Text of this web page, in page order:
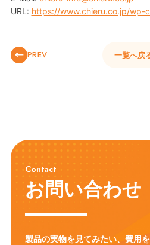
URL: https://www.chieru.co.jp/wp-
PREV 一覧へ戻
Contact
お問い合わせ
製品の実物を見てみたい、費用